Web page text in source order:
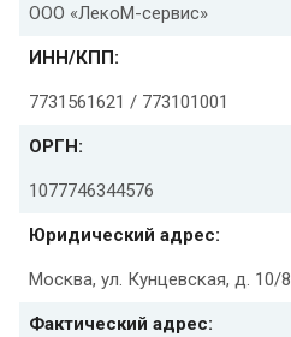
ООО «ЛекоМ-сервис»
ИНН/КПП:
7731561621 / 773101001
ОРГН:
1077746344576
Юридический адрес:
Москва, ул. Кунцевская, д. 10/8
Фактический адрес: